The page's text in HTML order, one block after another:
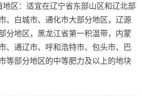
：适宜在辽宁省东部山区和辽北部
、白城市、通化市大部分地区，辽源
分地区，黑龙江省第一积温带，内蒙
、通辽市、呼和浩特市、包头市、巴
等部分地区的中等肥力及以上的地块